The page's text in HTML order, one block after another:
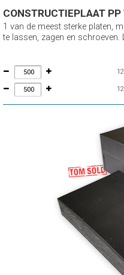
CONSTRUCTIEPLAAT PP
1 van de meest sterke platen,
te lassen, zagen en schroeven.